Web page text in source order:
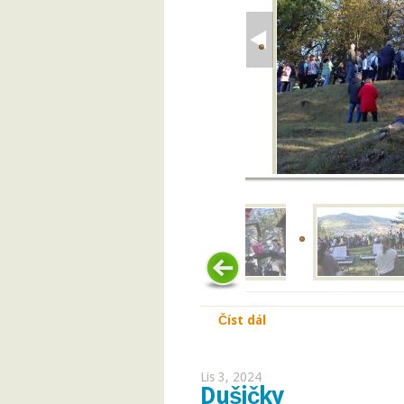
Číst dál
Lis 3, 2024
Dušičky